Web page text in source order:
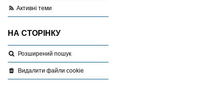
Активні теми
НА СТОРІНКУ
Розширений пошук
Видалити файли cookie